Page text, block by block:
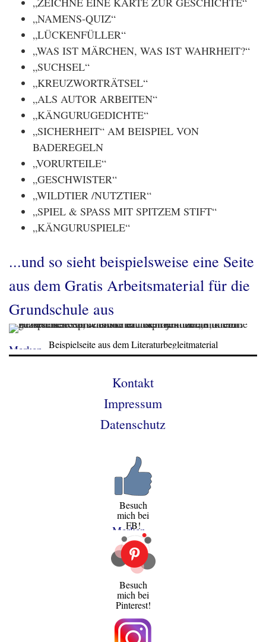
„NAMENS-QUIZ“
„LÜCKENFÜLLER“
„WAS IST MÄRCHEN, WAS IST WAHRHEIT?“
„SUCHSEL“
„KREUZWORTRÄTSEL“
„ALS AUTOR ARBEITEN“
„KÄNGURUGEDICHTE“
„SICHERHEIT“ AM BEISPIEL VON
BADEREGELN
„VORURTEILE“
„GESCHWISTER“
„WILDTIER /NUTZTIER“
„SPIEL & SPASS MIT SPITZEM STIFT“
„KÄNGURUSPIELE“
...und so sieht beispielsweise eine Seite
aus dem Gratis Arbeitsmaterial für die
Grundschule aus
Beispielseite aus dem Literaturbegleitmaterial
Merken
Kontakt
Impressum
Datenschutz
Besuch
mich bei
FB!
Merken
Besuch
mich bei
Pinterest!